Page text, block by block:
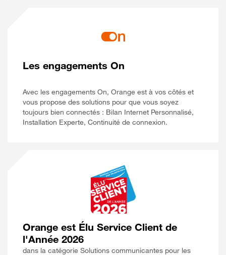
Les engagements On
Avec les engagements On, Orange est à vos côtés et
vous propose des solutions pour que vous soyez
toujours bien connectés : Bilan Internet Personnalisé,
Installation Experte, Continuité de connexion.
Orange est Élu Service Client de
l'Année 2026
dans la catégorie Solutions communicantes pour les